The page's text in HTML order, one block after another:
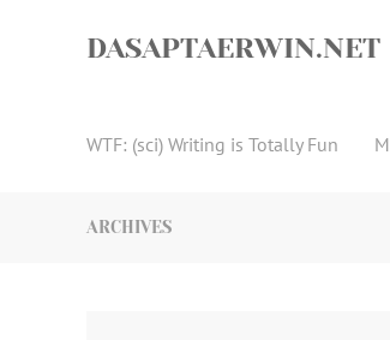
DASAPTAERWIN.NET
WTF: (sci) Writing is Totally Fun
ARCHIVES